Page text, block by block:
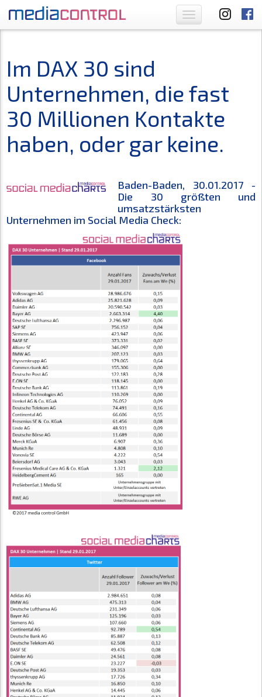
Toggle
navigation
Im DAX 30 sind
Unternehmen, die fast
30 Millionen Kontakte
haben, oder gar keine.
Baden-Baden, 30.01.2017 -
Die 30 größten und
umsatzstärksten
Unternehmen im Social Media Check: